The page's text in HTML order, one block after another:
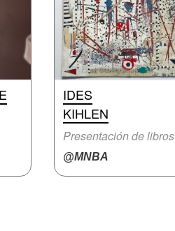
IDES
KIHLEN
Presentación de libros
@MNBA